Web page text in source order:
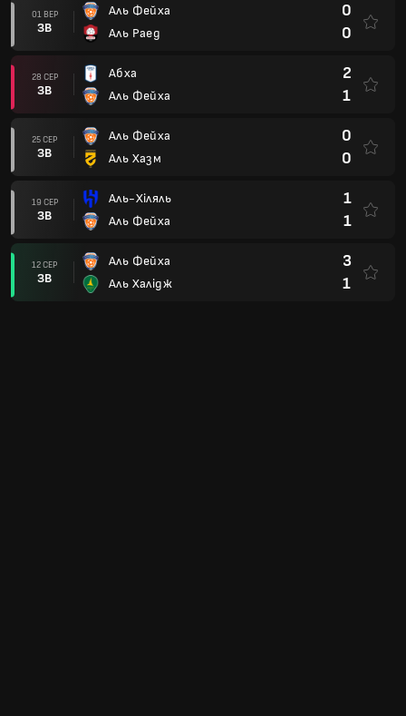
01 ВЕР
ЗВ
Аль Фейха
Аль Раед
0
0
28 СЕР
ЗВ
Абха
Аль Фейха
2
1
25 СЕР
ЗВ
Аль Фейха
Аль Хазм
0
0
19 СЕР
ЗВ
Аль-Хіляль
Аль Фейха
1
1
12 СЕР
ЗВ
Аль Фейха
Аль Халідж
3
1